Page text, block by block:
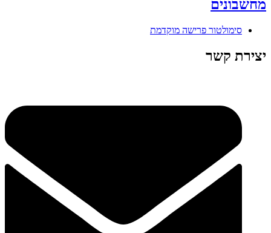
מחשבונים
סימולטור פרישה מוקדמת
יצירת קשר